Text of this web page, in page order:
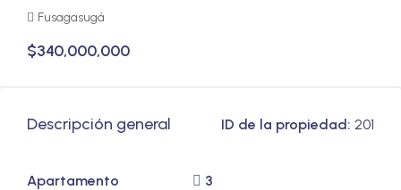
Fusagasugá
$340,000,000
Descripción general ID de la propiedad: 201
Apartamento
3